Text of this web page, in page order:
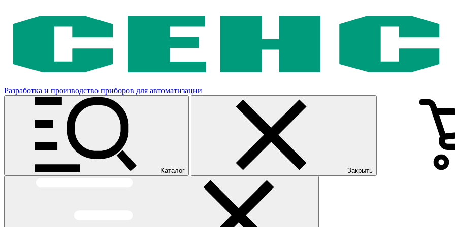
Разработка и производство приборов для автоматизации
Каталог Закрыть